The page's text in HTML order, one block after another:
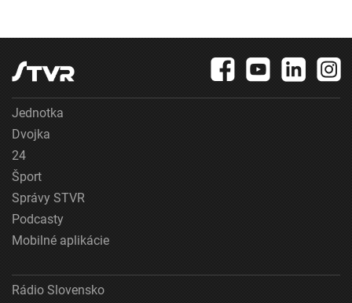
Jednotka
Dvojka
24
Šport
Správy STVR
Podcasty
Mobilné aplikácie
Rádio Slovensko